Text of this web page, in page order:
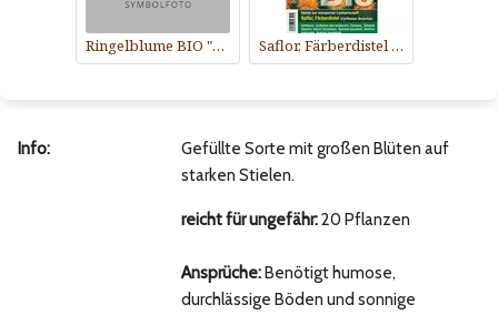
Ringelblume BIO "Orange" Saflor, Färberdistel BIO
Info:
Gefüllte Sorte mit großen Blüten auf
starken Stielen.
reicht für ungefähr:20 Pflanzen
Ansprüche: Benötigt humose,
durchlässige Böden und sonnige